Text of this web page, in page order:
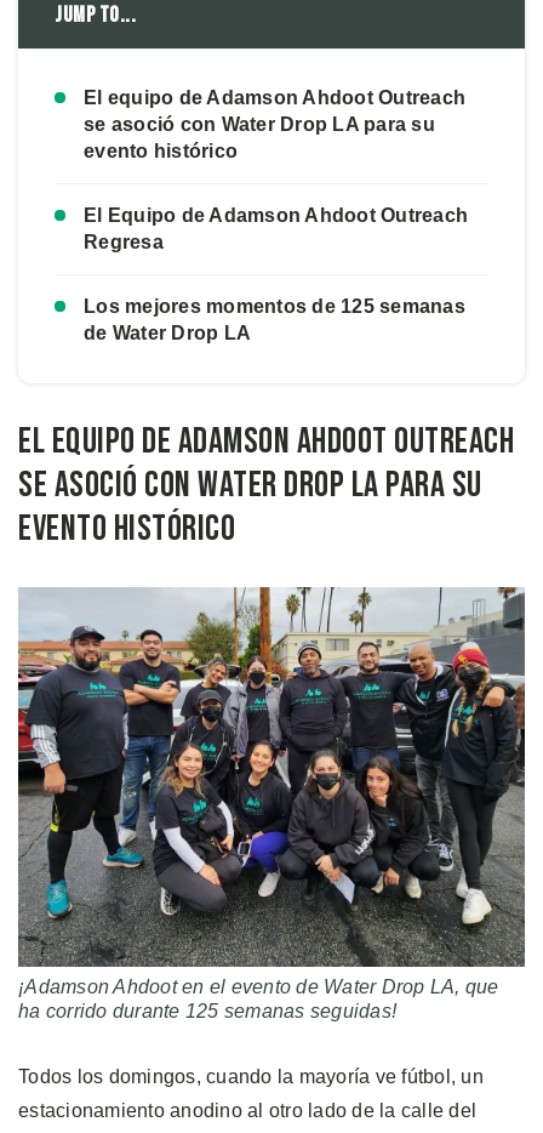
Jump to...
El equipo de Adamson Ahdoot Outreach
se asoció con Water Drop LA para su
evento histórico
El Equipo de Adamson Ahdoot Outreach
Regresa
Los mejores momentos de 125 semanas
de Water Drop LA
El equipo de Adamson Ahdoot Outreach
se asoció con Water Drop LA para su
evento histórico
¡Adamson Ahdoot en el evento de Water Drop LA, que
ha corrido durante 125 semanas seguidas!
Todos los domingos, cuando la mayoría ve fútbol, un
estacionamiento anodino al otro lado de la calle del